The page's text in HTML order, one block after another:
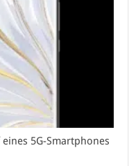
5G-Smartphones